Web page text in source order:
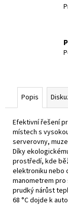
Popis
Efektivní řešení
místech s
serverovny,
Díky
prostředí, kde
elektroniku nebo
manometrem pro
prudký nárůst
68 °C dojde k